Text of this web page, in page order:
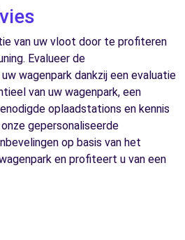
van uw vloot door te profiteren
Evalueer de
wagenpark dankzij een evaluatie
van uw wagenpark, een
oplaadstations en kennis
gepersonaliseerde
op basis van het
en profiteert u van een